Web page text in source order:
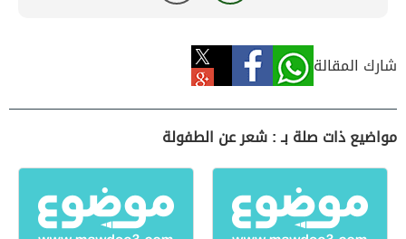
شارك المقالة
مواضيع ذات صلة بـ : شعر عن الطفولة